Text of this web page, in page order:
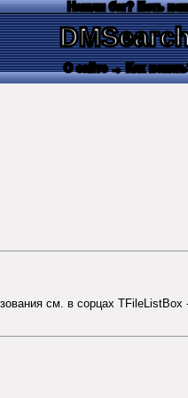
Нашли баг? Есть
О сайте → Как
см. в сорцах